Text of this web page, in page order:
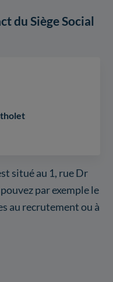
du Siège Social
situé au 1, rue Dr
par exemple le
au recrutement ou à